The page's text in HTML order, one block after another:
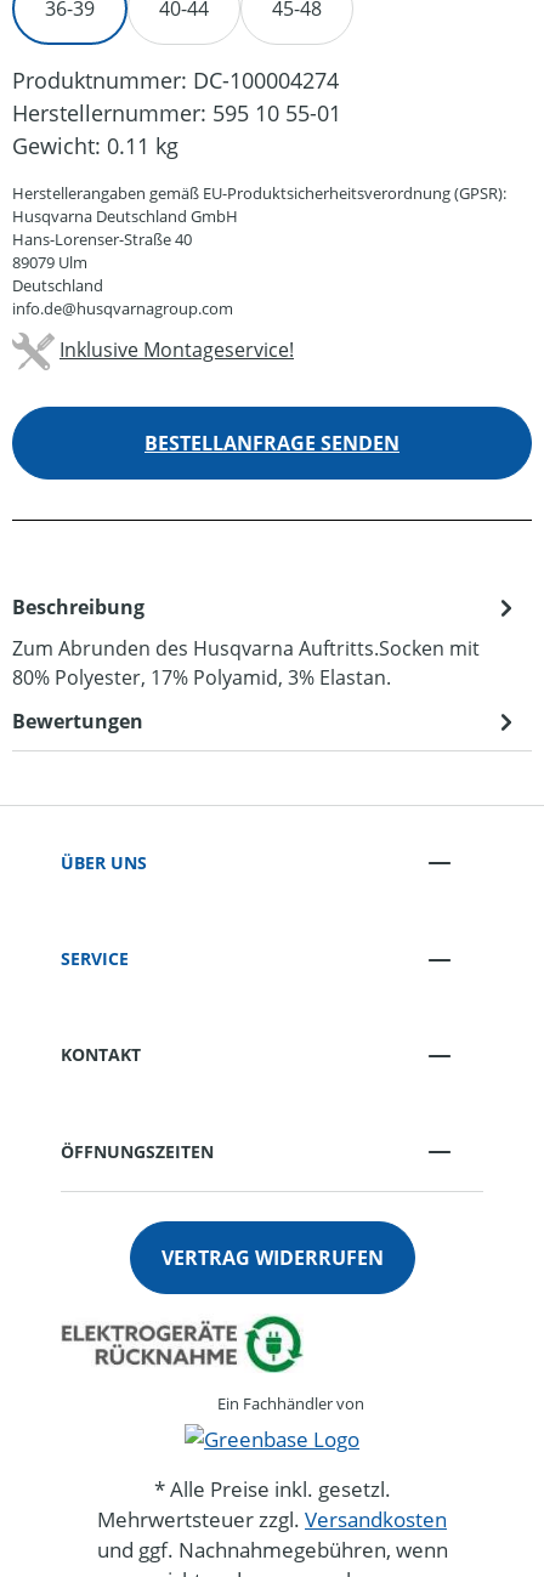
36-39 40-44 45-48
Produktnummer: DC-100004274
Herstellernummer: 595 10 55-01
Gewicht: 0.11 kg
Herstellerangaben gemäß EU-Produktsicherheitsverordnung (GPSR):
Husqvarna Deutschland GmbH
Hans-Lorenser-Straße 40
89079 Ulm
Deutschland
info.de@husqvarnagroup.com
Inklusive Montageservice!
BESTELLANFRAGE SENDEN
Beschreibung
Zum Abrunden des Husqvarna Auftritts.Socken mit
80% Polyester, 17% Polyamid, 3% Elastan.
Bewertungen
ÜBER UNS
SERVICE
KONTAKT
ÖFFNUNGSZEITEN
VERTRAG WIDERRUFEN
Ein Fachhändler von
* Alle Preise inkl. gesetzl.
Mehrwertsteuer zzgl. Versandkosten
und ggf. Nachnahmegebühren, wenn